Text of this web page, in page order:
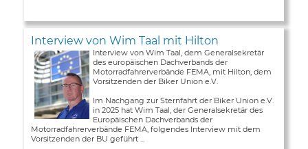
Interview von Wim Taal mit Hilton
Interview von Wim Taal, dem Generalsekretär
des europäischen Dachverbands der
Motorradfahrerverbände FEMA, mit Hilton, dem
Vorsitzenden der Biker Union e.V.
Im Nachgang zur Sternfahrt der Biker Union e.V.
in 2025 hat Wim Taal, der Generalsekretär des
Europäischen Dachverbands der
Motorradfahrerverbände FEMA, folgendes Interview mit dem
Vorsitzenden der BU geführt ...